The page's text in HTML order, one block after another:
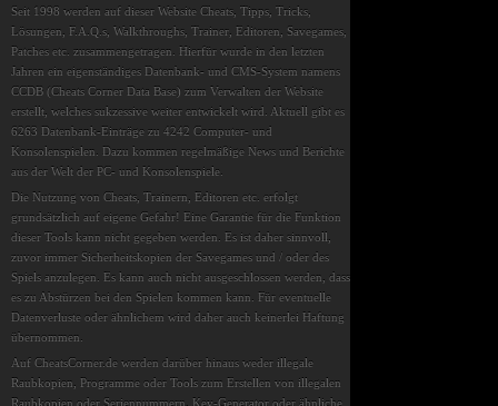
Seit 1998 werden auf dieser Website Cheats, Tipps, Tricks,
Lösungen, F.A.Q.s, Walkthroughs, Trainer, Editoren, Savegames,
Patches etc. zusammengetragen. Hierfür wurde in den letzten
Jahren ein eigenständiges Datenbank- und CMS-System namens
CCDB (Cheats Corner Data Base) zum Verwalten der Website
erstellt, welches sukzessive weiter entwickelt wird. Aktuell gibt es
6263 Datenbank-Einträge zu 4242 Computer- und
Konsolenspielen. Dazu kommen regelmäßige News und Berichte
aus der Welt der PC- und Konsolenspiele.
Die Nutzung von Cheats, Trainern, Editoren etc. erfolgt
grundsätzlich auf eigene Gefahr! Eine Garantie für die Funktion
dieser Tools kann nicht gegeben werden. Es ist daher sinnvoll,
zuvor immer Sicherheitskopien der Savegames und / oder des
Spiels anzulegen. Es kann auch nicht ausgeschlossen werden, dass
es zu Abstürzen bei den Spielen kommen kann. Für eventuelle
Datenverluste oder ähnlichem wird daher auch keinerlei Haftung
übernommen.
Auf CheatsCorner.de werden darüber hinaus weder illegale
Raubkopien, Programme oder Tools zum Erstellen von illegalen
Raubkopien oder Seriennummern, Key-Generator oder ähnliche